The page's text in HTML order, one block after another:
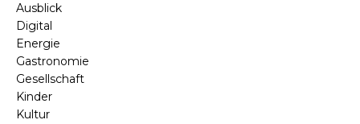
Ausblick
Digital
Energie
Gastronomie
Gesellschaft
Kinder
Kultur